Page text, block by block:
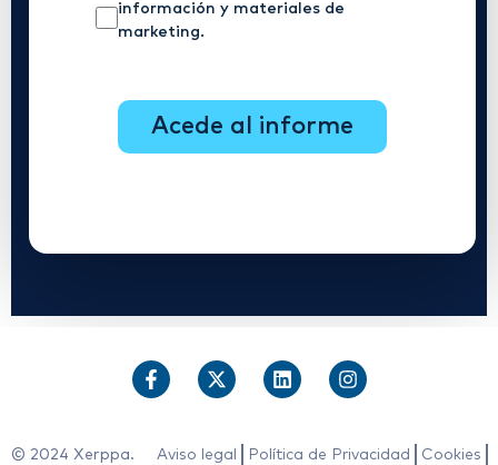
información y materiales de
marketing.
acede al informe
© 2024 Xerppa.
Aviso legal Política de Privacidad
Cookies